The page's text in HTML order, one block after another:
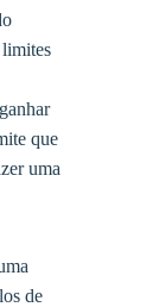
que
uma
de